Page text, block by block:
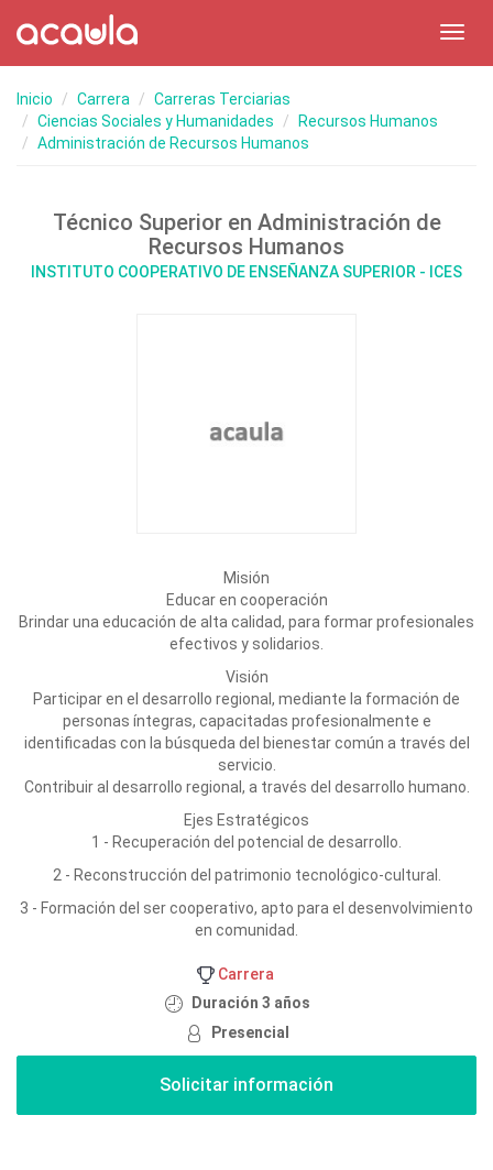
Inicio Carrera
Carreras Terciarias
Ciencias Sociales y Humanidades
Recursos Humanos
Administración de Recursos Humanos
Técnico Superior en Administración de
Recursos Humanos
INSTITUTO COOPERATIVO DE ENSEÑANZA SUPERIOR - ICES
Misión
Educar en cooperación
Brindar una educación de alta calidad, para formar profesionales
efectivos y solidarios.
Visión
Participar en el desarrollo regional, mediante la formación de
personas íntegras, capacitadas profesionalmente e
identificadas con la búsqueda del bienestar común a través del
servicio.
Contribuir al desarrollo regional, a través del desarrollo humano.
Ejes Estratégicos
1 - Recuperación del potencial de desarrollo.
2 - Reconstrucción del patrimonio tecnológico-cultural.
3 - Formación del ser cooperativo, apto para el desenvolvimiento
en comunidad.
Carrera
Duración 3 años
Presencial